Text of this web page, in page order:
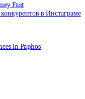
Fast
в Инстаграме
in Paphos